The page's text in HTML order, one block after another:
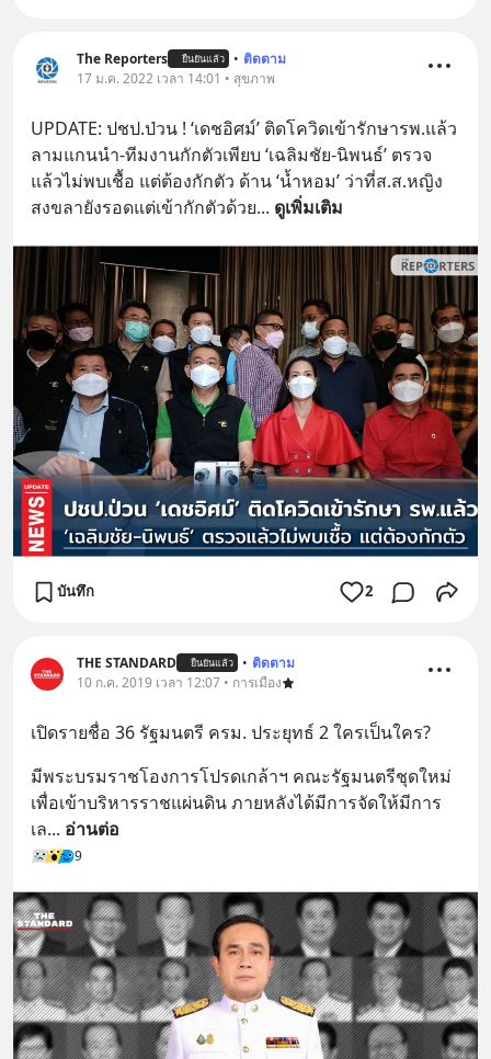
The Reporters ยืนยันแล้ว • ติดตาม
17 ม.ค. 2022 เวลา 14:01 • สุขภาพ
UPDATE: ปชป.ป่วน ! ‘เดชอิศม์’ ติดโควิดเข้ารักษารพ.แล้ว
ลามแกนนำ-ทีมงานกักตัวเพียบ ‘เฉลิมชัย-นิพนธ์’ ตรวจ
แล้วไม่พบเชื้อ แต่ต้องกักตัว ด้าน ‘น้ำหอม’ ว่าที่ส.ส.หญิง
สงขลายังรอดแต่เข้ากักตัวด้วย... ดูเพิ่มเติม
บันทึก 2
THE STANDARD ยืนยันแล้ว • ติดตาม
10 ก.ค. 2019 เวลา 12:07 • การเมือง
เปิดรายชื่อ 36 รัฐมนตรี ครม. ประยุทธ์ 2 ใครเป็นใคร?
มีพระบรมราชโองการโปรดเกล้าฯ คณะรัฐมนตรีชุดใหม่
เพื่อเข้าบริหารราชแผ่นดิน ภายหลังได้มีการจัดให้มีการ
เล... อ่านต่อ
9